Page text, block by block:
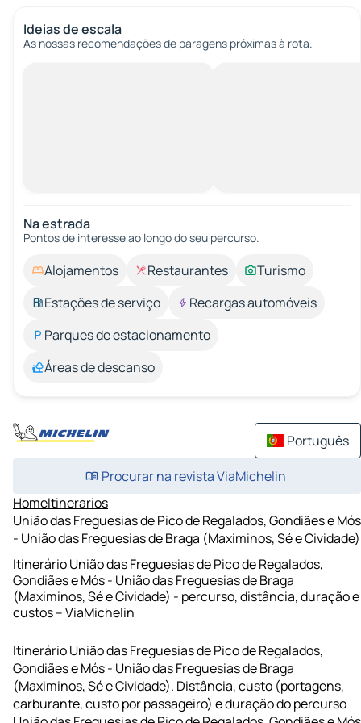
Ideias de escala
As nossas recomendações de paragens próximas à rota.
Na estrada
Pontos de interesse ao longo do seu percurso.
Alojamentos Restaurantes
Turismo
Estações de serviço
Recargas automóveis
Parques de estacionamento
Áreas de descanso
Português
Procurar na revista ViaMichelin
HomeItinerarios
União das Freguesias de Pico de Regalados, Gondiães e Mós
- União das Freguesias de Braga (Maximinos, Sé e Cividade)
Itinerário União das Freguesias de Pico de Regalados,
Gondiães e Mós - União das Freguesias de Braga
(Maximinos, Sé e Cividade) - percurso, distância, duração e
custos – ViaMichelin
Itinerário União das Freguesias de Pico de Regalados,
Gondiães e Mós - União das Freguesias de Braga
(Maximinos, Sé e Cividade). Distância, custo (portagens,
carburante, custo por passageiro) e duração do percurso